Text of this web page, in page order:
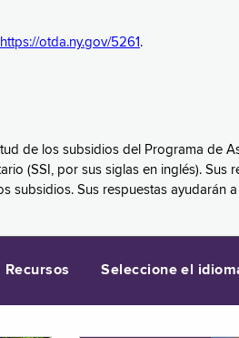
https://otda.ny.gov/5261 .
de los subsidios del Programa de
(SSI, por sus siglas en inglés).
Sus respuestas ayudarán
Recursos Seleccione el